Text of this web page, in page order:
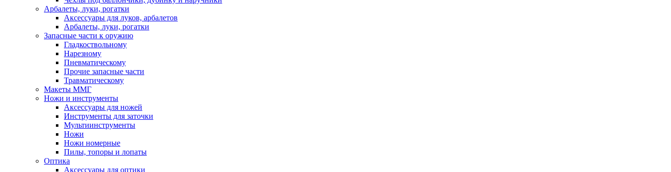
Арбалеты, луки, рогатки
Аксессуары для луков, арбалетов
Арбалеты, луки, рогатки
Запасные части к оружию
Гладкоствольному
Нарезному
Пневматическому
Прочие запасные части
Травматическому
Макеты ММГ
Ножи и инструменты
Аксессуары для ножей
Инструменты для заточки
Мультиинструменты
Ножи
Ножи номерные
Пилы, топоры и лопаты
Оптика
Аксессуары для оптики